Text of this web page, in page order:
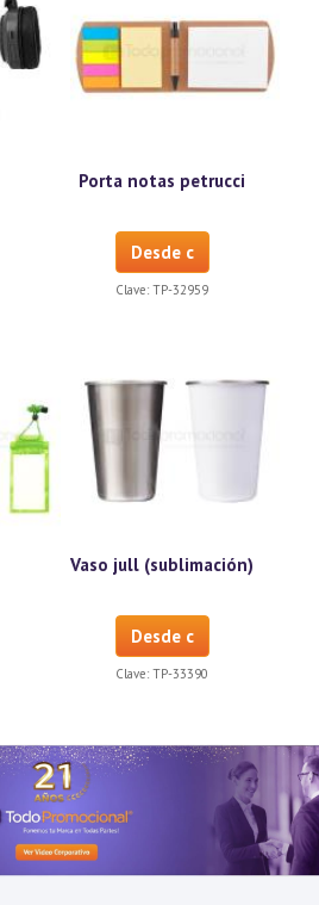
Porta notas petrucci
Desde c
Clave: TP-32959
Vaso jull (sublimación)
Desde c
Clave: TP-33390